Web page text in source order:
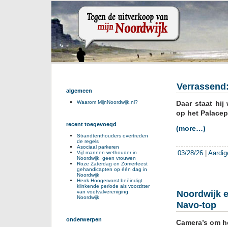
Daar staat hij
op het
(more…)
03/28/26
Noordwijk
Navo-top
Camera’s om
algemeen
Waarom MijnNoordwijk.nl?
recent toegevoegd
Strandtenthouders overtreden
de regels
Asociaal parkeren
Vijf mannen wethouder in
Noordwijk, geen vrouwen
Roze Zaterdag en Zomerfeest
gehandicapten op één dag in
Noordwijk
Henk Hoogervorst beëindigt
klinkende periode als voorzitter
van voetvalvereniging
Noordwijk
onderwerpen